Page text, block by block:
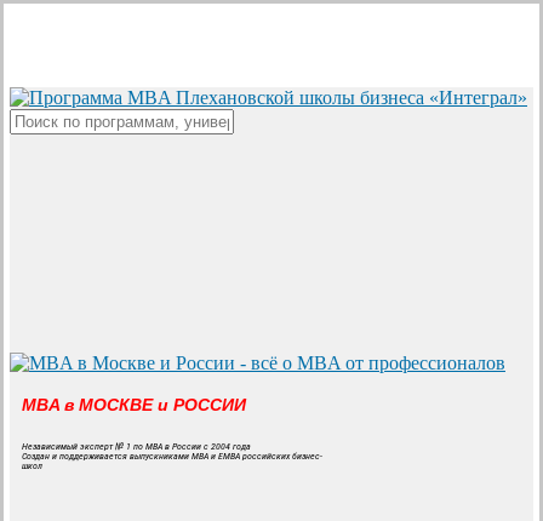
content
MBA в МОСКВЕ и РОССИИ
Независимый эксперт № 1 по MBA в России с 2004 года
Создан и поддерживается выпускниками MBA и EMBA российских бизнес-
школ